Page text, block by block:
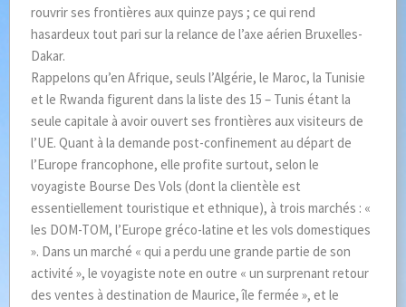
rouvrir ses frontières aux quinze pays ; ce qui rend
hasardeux tout pari sur la relance de l’axe aérien Bruxelles-
Dakar.
Rappelons qu’en Afrique, seuls l’Algérie, le Maroc, la Tunisie
et le Rwanda figurent dans la liste des 15 – Tunis étant la
seule capitale à avoir ouvert ses frontières aux visiteurs de
l’UE. Quant à la demande post-confinement au départ de
l’Europe francophone, elle profite surtout, selon le
voyagiste Bourse Des Vols (dont la clientèle est
essentiellement touristique et ethnique), à trois marchés : «
les DOM-TOM, l’Europe gréco-latine et les vols domestiques
». Dans un marché « qui a perdu une grande partie de son
activité », le voyagiste note en outre « un surprenant retour
des ventes à destination de Maurice, île fermée », et le